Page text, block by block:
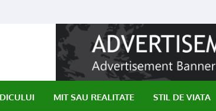
MIT SAU REALITATE STIL DE VIATA